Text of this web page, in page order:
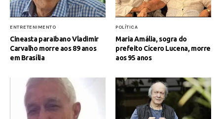
ENTRETENIMENTO
Cineasta paraibano Vladimir
Carvalho morre aos 89 anos
em Brasília
POLÍTICA
Maria Amália, sogra do
prefeito Cícero Lucena, morre
aos 95 anos